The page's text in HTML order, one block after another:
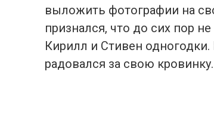
выложить фотографии на
признался, что до сих пор
Кирилл и Стивен
радовался за свою кровинку.